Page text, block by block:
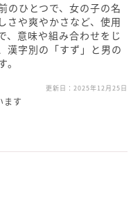
のひとつで、女の子の名
さや爽やかさなど、使用
、意味や組み合わせをじ
漢字別の「すず」と男の
更新日： 2025年12月25日
ます